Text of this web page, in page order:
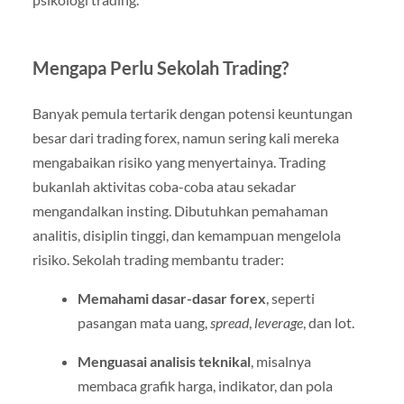
Mengapa Perlu Sekolah Trading?
Banyak pemula tertarik dengan potensi keuntungan
besar dari trading forex, namun sering kali mereka
mengabaikan risiko yang menyertainya. Trading
bukanlah aktivitas coba-coba atau sekadar
mengandalkan insting. Dibutuhkan pemahaman
analitis, disiplin tinggi, dan kemampuan mengelola
risiko. Sekolah trading membantu trader:
Memahami dasar-dasar forex , seperti
pasangan mata uang, spread, leverage, dan lot.
Menguasai analisis teknikal, misalnya
membaca grafik harga, indikator, dan pola